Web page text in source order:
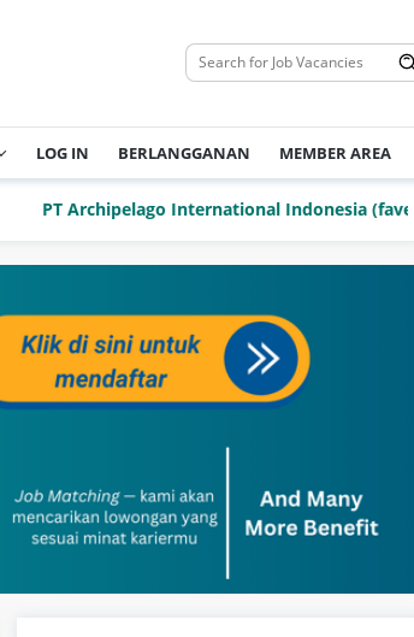
LOG IN BERLANGGANAN MEMBER AREA
PT Archipelago International Indonesia (favehotels)